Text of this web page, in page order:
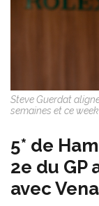
Steve Guerdat
semaines et ce
5* de
2e du GP
avec